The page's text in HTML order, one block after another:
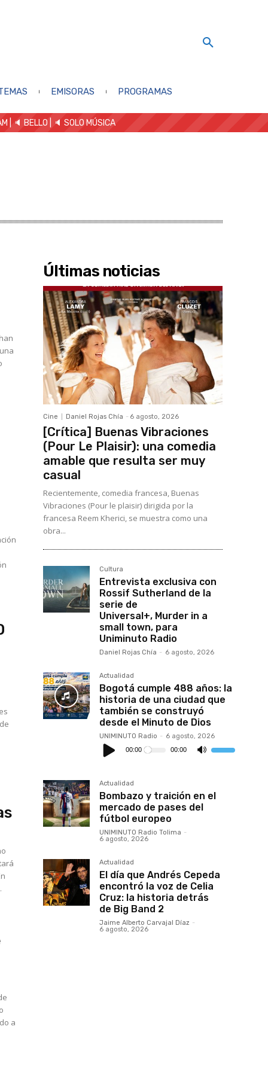
EMISORAS PROGRAMAS
| 🔈 BELLO 🔈 SOLO MÚSICA
a
Últimas noticias
Cine Daniel Rojas Chía - 6 agosto, 2026
[Crítica] Buenas Vibraciones
(Pour Le Plaisir): una comedia
amable que resulta ser muy
casual
Recientemente, comedia francesa, Buenas
Vibraciones (Pour le plaisir) dirigida por la
francesa Reem Kherici, se muestra como una
obra...
Cultura
Entrevista exclusiva con
Rossif Sutherland de la
serie de
Universal+, Murder in a
small town, para
Uniminuto Radio
Daniel Rojas Chía - 6 agosto, 2026
Actualidad
Bogotá cumple 488 años: la
historia de una ciudad que
también se construyó
desde el Minuto de Dios
UNIMINUTO Radio - 6 agosto, 2026
Reproductor
de
audio
00:00 00:00
Utiliza
para
Actualidad
Bombazo y traición en el
mercado de pases del
fútbol europeo
UNIMINUTO Radio Tolima -
6 agosto, 2026
Actualidad
El día que Andrés Cepeda
encontró la voz de Celia
Cruz: la historia detrás
de Big Band 2
Jaime Alberto Carvajal Díaz -
6 agosto, 2026